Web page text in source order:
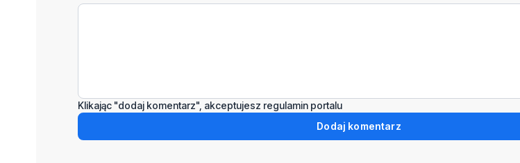
Klikając "dodaj komentarz", akceptujesz regulamin portalu
Dodaj komentarz